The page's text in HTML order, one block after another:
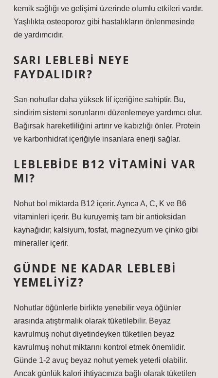
kemik sağlığı ve gelişimi üzerinde olumlu etkileri vardır.
Yaşlılıkta osteoporoz gibi hastalıkların önlenmesinde
de yardımcıdır.
SARI LEBLEBI NEYE
FAYDALIDIR?
Sarı nohutlar daha yüksek lif içeriğine sahiptir. Bu,
sindirim sistemi sorunlarını düzenlemeye yardımcı olur.
Bağırsak hareketliliğini artırır ve kabızlığı önler. Protein
ve karbonhidrat içeriğiyle insanlara enerji sağlar.
LEBLEBIDE B12 VITAMINI VAR
MI?
Nohut bol miktarda B12 içerir. Ayrıca A, C, K ve B6
vitaminleri içerir. Bu kuruyemiş tam bir antioksidan
kaynağıdır; kalsiyum, fosfat, magnezyum ve çinko gibi
mineraller içerir.
GÜNDE NE KADAR LEBLEBI
YEMELIYIZ?
Nohutlar öğünlerle birlikte yenebilir veya öğünler
arasında atıştırmalık olarak tüketilebilir. Beyaz
kavrulmuş nohut diyetindeyken tüketilen beyaz
kavrulmuş nohut miktarını kontrol etmek önemlidir.
Günde 1-2 avuç beyaz nohut yemek yeterli olabilir.
Ancak günlük kalori ihtiyacınıza bağlı olarak tüketilen